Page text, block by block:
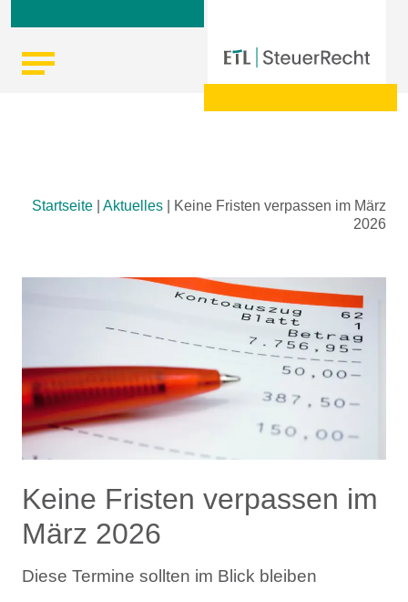
Startseite Aktuelles
Keine Fristen verpassen im März
2026
Keine Fristen verpassen im
März 2026
Diese Termine sollten im Blick bleiben